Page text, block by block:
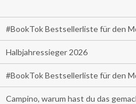
#BookTok Bestsellerliste für den
Halbjahressieger 2026
#BookTok Bestsellerliste für den
Campino, warum hast du das